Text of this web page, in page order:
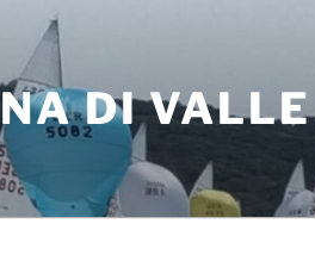
DI VALLE